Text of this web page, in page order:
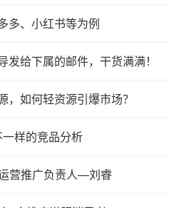
多、小红书等为例
给下属的邮件，干货满满！
，如何轻资源引爆市场？
样的竞品分析
营推广负责人—刘睿